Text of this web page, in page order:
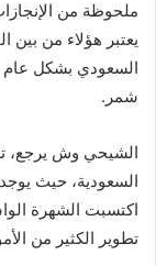
ملحوظة من
يعتبر هؤلاء من بين
السعودي بشكل عام
شمر.
الشيحي وش يرجع،
السعودية، حيث
اكتسبت الشهرة
تطوير الكثير من